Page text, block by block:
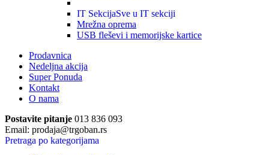
IT SekcijaSve u IT sekciji
Mrežna oprema
USB fleševi i memorijske kartice
Prodavnica
Nedeljna akcija
Super Ponuda
Kontakt
O nama
Postavite pitanje 013 836 093
Email: prodaja@trgoban.rs
Pretraga po kategorijama